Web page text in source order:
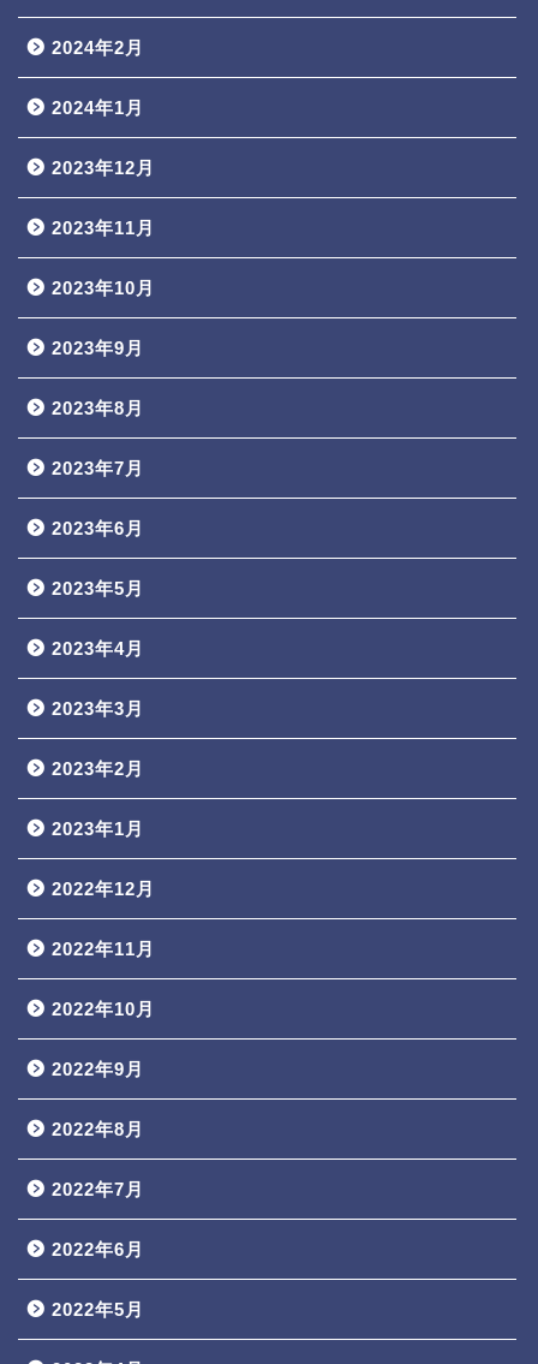
2024年2月
2024年1月
2023年12月
2023年11月
2023年10月
2023年9月
2023年8月
2023年7月
2023年6月
2023年5月
2023年4月
2023年3月
2023年2月
2023年1月
2022年12月
2022年11月
2022年10月
2022年9月
2022年8月
2022年7月
2022年6月
2022年5月